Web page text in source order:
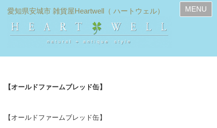
MENU
【オールドファームブレッド缶】
【オールドファームブレッド缶】